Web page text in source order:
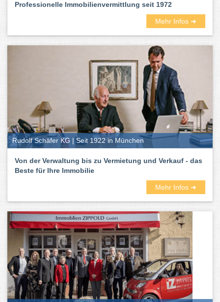
Professionelle Immobilienvermittlung seit 1972
Mehr Infos ➜
Rudolf Schäfer KG | Seit 1922 in München
Von der Verwaltung bis zu Vermietung und Verkauf - das
Beste für Ihre Immobilie
Mehr Infos ➜